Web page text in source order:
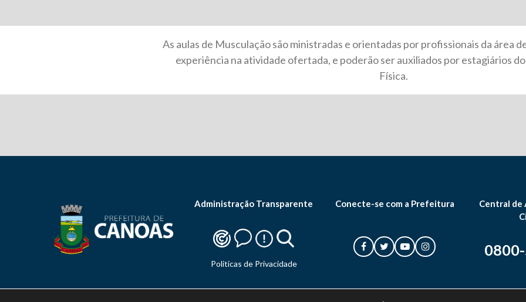
As aulas de Musculação são ministradas e orientadas por profissionais da área
experiência na atividade ofertada, e poderão ser auxiliados por estagiários
Física.
Administração Transparente
Politicas de Privacidade
Conecte-se com a Prefeitura
Central de